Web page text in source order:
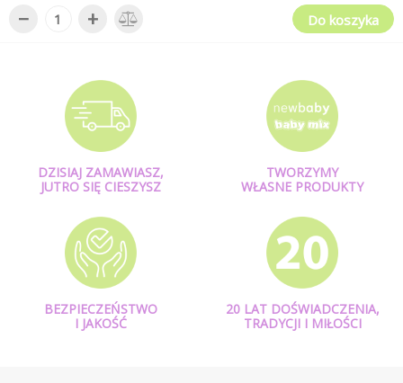
− + Do koszyka
DZISIAJ ZAMAWIASZ,
JUTRO SIĘ CIESZYSZ
TWORZYMY
WŁASNE PRODUKTY
BEZPIECZEŃSTWO
I JAKOŚĆ
20 LAT DOŚWIADCZENIA,
TRADYCJI I MIŁOŚCI